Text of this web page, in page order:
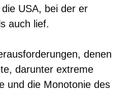
USA, bei der er
auch lief.
denen
darunter extreme
und die Monotonie des